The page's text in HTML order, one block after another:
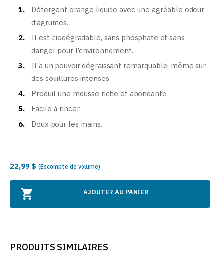
Détergent orange liquide avec une agréable odeur
d’agrumes.
Il est biodégradable, sans phosphate et sans
danger pour l’environnement.
Il a un pouvoir dégraissant remarquable, même sur
des souillures intenses.
Produit une mousse riche et abondante.
Facile à rincer.
Doux pour les mains.
22,99 $ (Escompte de volume)
AJOUTER AU PANIER
PRODUITS SIMILAIRES